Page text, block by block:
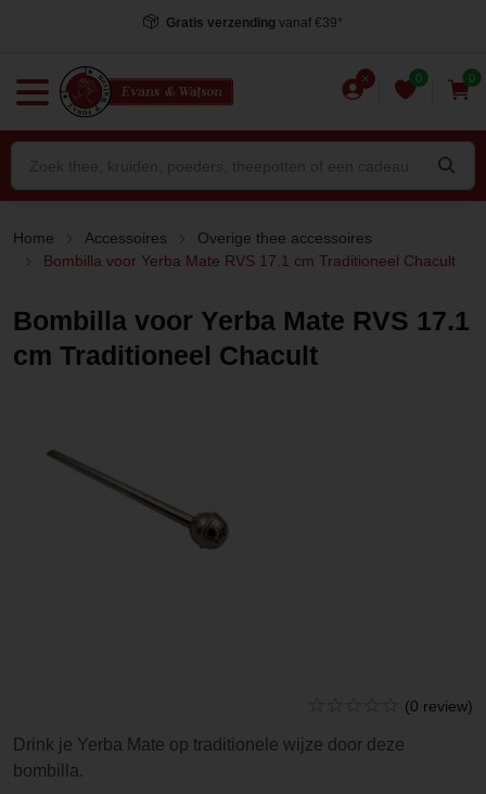
Gratis verzending vanaf €39*
0 0
Home Accessoires
Overige thee accessoires
Bombilla voor Yerba Mate RVS 17.1 cm Traditioneel Chacult
Bombilla voor Yerba Mate RVS 17.1
cm Traditioneel Chacult
(0 review)
Drink je Yerba Mate op traditionele wijze door deze
bombilla.